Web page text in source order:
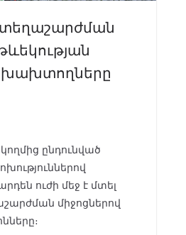
ընդունված
ուժի մեջ է մտել
միջոցներով